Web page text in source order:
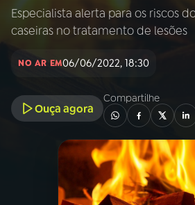
01 INÍCIO
PROGRAMAÇÃO
PROGRAMAS
Especialista alerta para os riscos
caseiras no tratamento de lesões
NO AR EM06/06/2022, 18:30
Ouça agora
Compartilhe